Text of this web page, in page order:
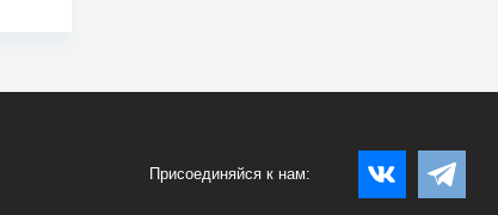
Присоединяйся к нам: